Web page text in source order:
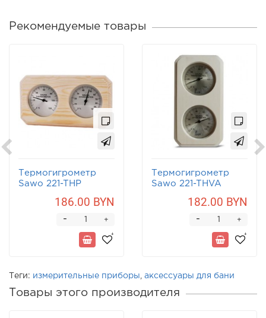
Рекомендуемые товары
Термогигрометр
Sawo 221-THP
186.00 BYN
+
-
Термогигрометр
Sawo 221-THVA
182.00 BYN
+
-
Теги: измерительные приборы аксессуары для бани
Товары этого производителя